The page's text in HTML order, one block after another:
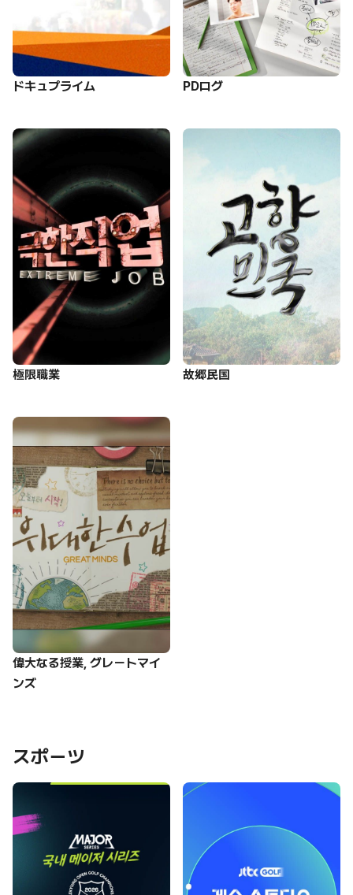
ドキュプライム PDログ
極限職業 故郷民国
偉大なる授業, グレートマイ
ンズ
スポーツ